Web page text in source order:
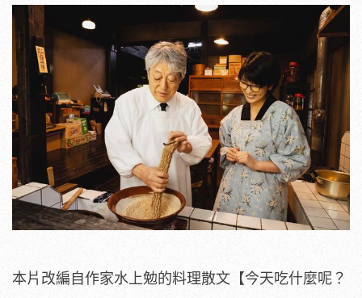
本片改編自作家水上勉的料理散文【今天吃什麼呢？